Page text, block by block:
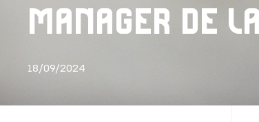
MANAGER DE
18/09/2024